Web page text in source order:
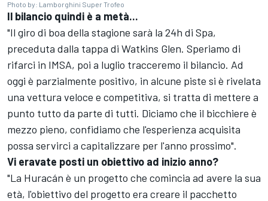
Photo by: Lamborghini Super Trofeo
Il bilancio quindi è a metà...
"Il giro di boa della stagione sarà la 24h di Spa,
preceduta dalla tappa di Watkins Glen. Speriamo di
rifarci in IMSA, poi a luglio tracceremo il bilancio. Ad
oggi è parzialmente positivo, in alcune piste si è rivelata
una vettura veloce e competitiva, si tratta di mettere a
punto tutto da parte di tutti. Diciamo che il bicchiere è
mezzo pieno, confidiamo che l'esperienza acquisita
possa servirci a capitalizzare per l'anno prossimo".
Vi eravate posti un obiettivo ad inizio anno?
"La Huracán è un progetto che comincia ad avere la sua
età, l'obiettivo del progetto era creare il pacchetto